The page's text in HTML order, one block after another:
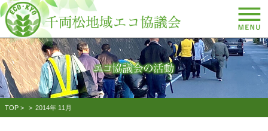
TOP > 2014年 11月